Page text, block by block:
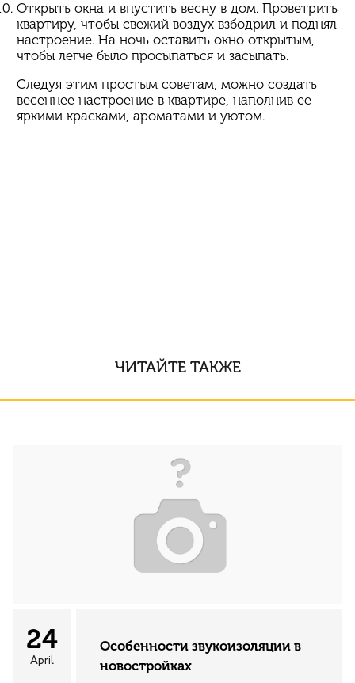
Открыть окна и впустить весну в дом. Проветрить
квартиру, чтобы свежий воздух взбодрил и поднял
настроение. На ночь оставить окно открытым,
чтобы легче было просыпаться и засыпать.
Следуя этим простым советам, можно создать
весеннее настроение в квартире, наполнив ее
яркими красками, ароматами и уютом.
ЧИТАЙТЕ ТАКЖЕ
24
April
Особенности звукоизоляции в
новостройках